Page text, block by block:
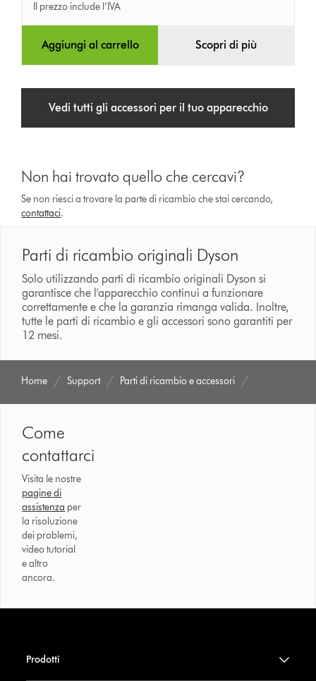
Il prezzo include l’IVA
Aggiungi al carrello Scopri di più
Vedi tutti gli accessori per il tuo apparecchio
Non hai trovato quello che cercavi?
Se non riesci a trovare la parte di ricambio che stai cercando,
contattaci.
Parti di ricambio originali Dyson
Solo utilizzando parti di ricambio originali Dyson si
garantisce che l'apparecchio continui a funzionare
correttamente e che la garanzia rimanga valida. Inoltre,
tutte le parti di ricambio e gli accessori sono garantiti per
12 mesi.
Home Support Parti di ricambio e accessori
Come
contattarci
Visita le nostre
pagine di
assistenza per
la risoluzione
dei problemi,
video tutorial
e altro
ancora.
Prodotti